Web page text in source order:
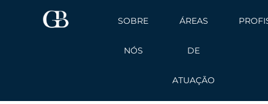
SOBRE
NÓS
ÁREAS
DE
ATUAÇÃO